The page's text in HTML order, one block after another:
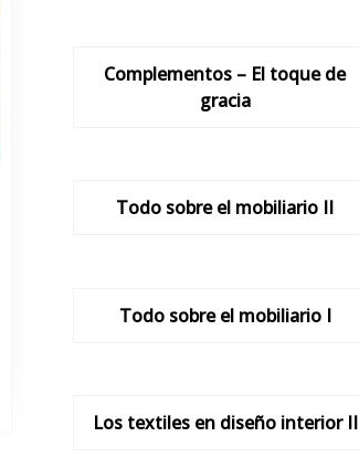
Complementos – El toque de
gracia
Todo sobre el mobiliario II
Todo sobre el mobiliario I
Los textiles en diseño interior II